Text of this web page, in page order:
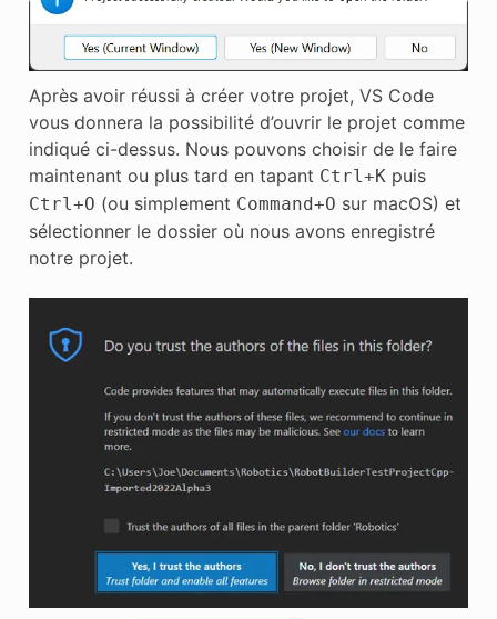
Après avoir réussi à créer votre projet, VS Code
vous donnera la possibilité d’ouvrir le projet comme
indiqué ci-dessus. Nous pouvons choisir de le faire
maintenant ou plus tard en tapant Ctrl+Kpuis
Ctrl+O (ou simplement Command+O sur macOS) et
sélectionner le dossier où nous avons enregistré
notre projet.